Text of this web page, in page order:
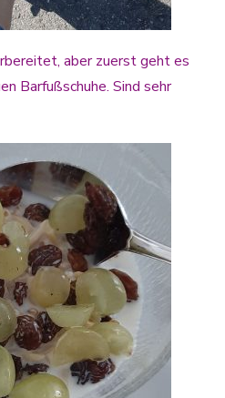
aber zuerst geht es
Barfußschuhe. Sind sehr